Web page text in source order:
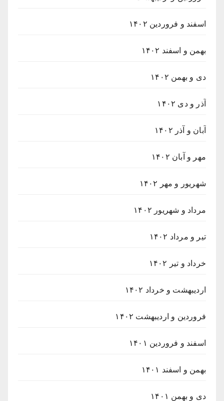
اسفند و فروردین ۱۴۰۲
بهمن و اسفند ۱۴۰۲
دی و بهمن ۱۴۰۲
آذر و دی ۱۴۰۲
آبان و آذر ۱۴۰۲
مهر و آبان ۱۴۰۲
شهریور و مهر ۱۴۰۲
مرداد و شهریور ۱۴۰۲
تیر و مرداد ۱۴۰۲
خرداد و تیر ۱۴۰۲
اردیبهشت و خرداد ۱۴۰۲
فروردین و اردیبهشت ۱۴۰۲
اسفند و فروردین ۱۴۰۱
بهمن و اسفند ۱۴۰۱
دی و بهمن ۱۴۰۱